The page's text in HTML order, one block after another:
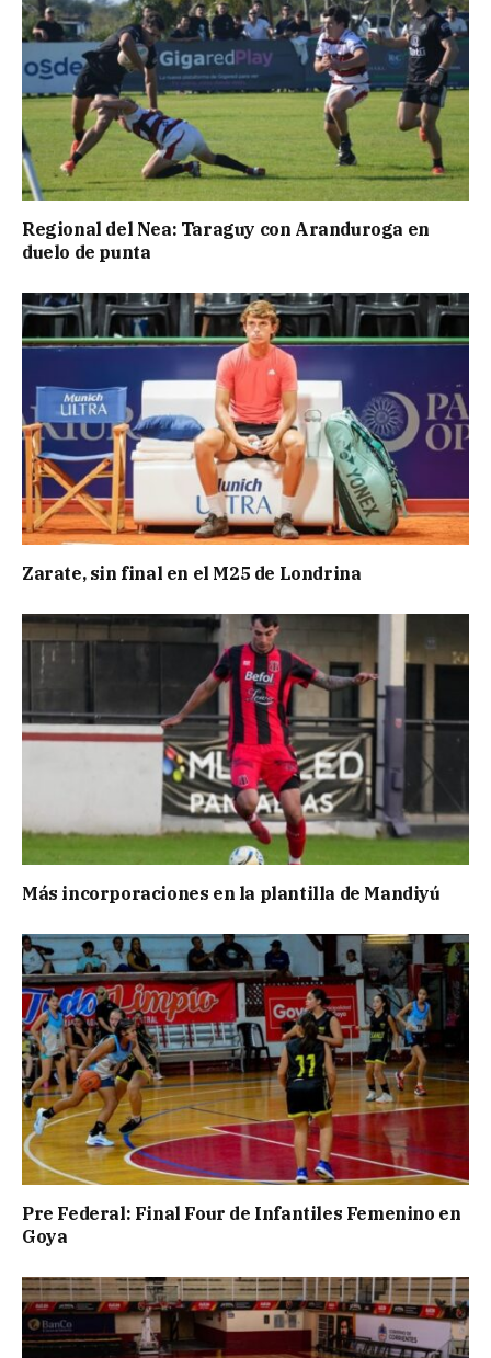
Regional del Nea: Taraguy con Aranduroga en
duelo de punta
Zarate, sin final en el M25 de Londrina
Más incorporaciones en la plantilla de Mandiyú
Pre Federal: Final Four de Infantiles Femenino en
Goya